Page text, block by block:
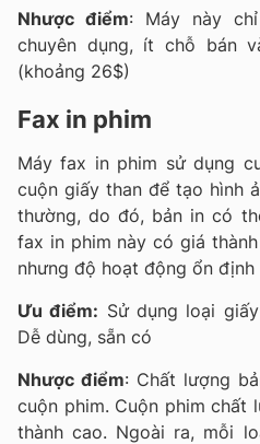
Nhược điểm: Máy này
chuyên dụng, ít chỗ bán
(khoảng 26$)
Fax in phim
Máy fax in phim sử dụng
cuộn giấy than để tạo hình
thường, do đó, bản in có
fax in phim này có giá
nhưng độ hoạt động ổn
Ưu điểm: Sử dụng loại
Dễ dùng, sẵn có
Nhược điểm: Chất lượng
cuộn phim. Cuộn phim chất
thành cao. Ngoài ra, mỗi